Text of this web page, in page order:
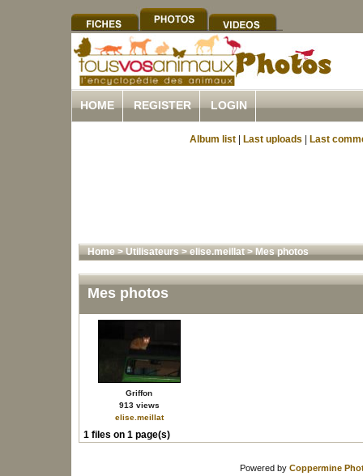
HOME REGISTER LOGIN
Album list Last uploads Last
Home>Utilisateurs>elise.meillat>Mes photos
Mes photos
Griffon
913 views
elise.meillat
1 files on 1 page(s)
Powered by Coppermine